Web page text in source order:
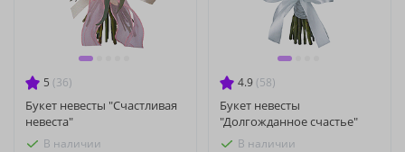
5 (36)
Букет невесты "Счастливая
невеста"
В наличии
4.9 (58)
Букет невесты
"Долгожданное счастье"
В наличии